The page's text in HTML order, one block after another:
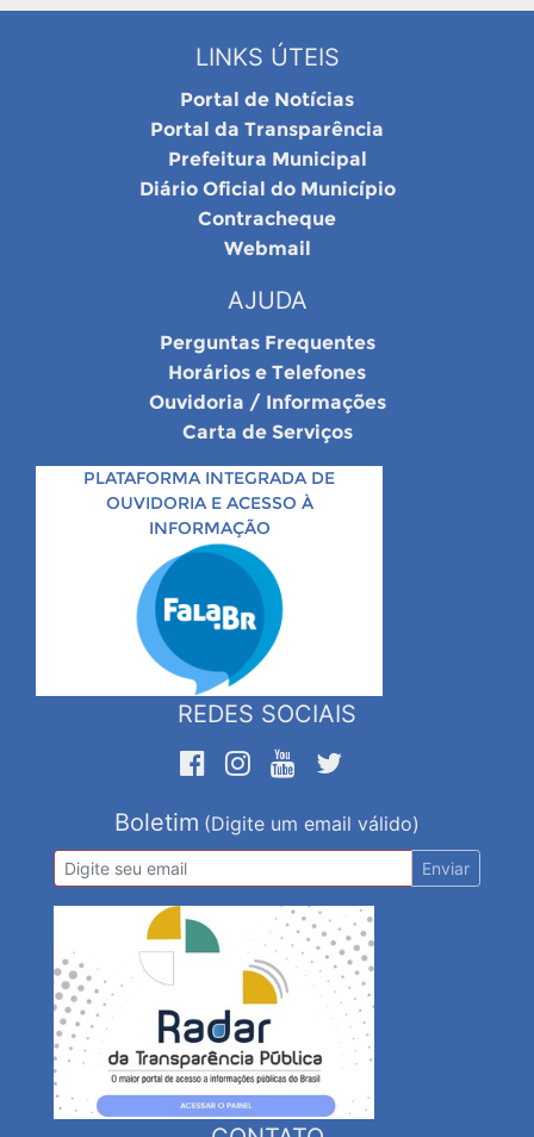
LINKS ÚTEIS
Portal de Notícias
Portal da Transparência
Prefeitura Municipal
Diário Oficial do Município
Contracheque
Webmail
AJUDA
Perguntas Frequentes
Horários e Telefones
Ouvidoria / Informações
Carta de Serviços
PLATAFORMA INTEGRADA DE
OUVIDORIA E ACESSO À
INFORMAÇÃO
REDES SOCIAIS
Boletim (Digite um email válido)
Enviar